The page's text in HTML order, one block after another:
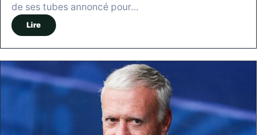
de ses tubes annoncé pour…
Lire